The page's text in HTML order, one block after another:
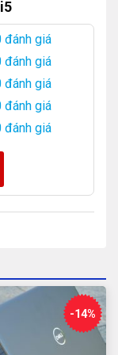
tác vụ tức thì.
việc văn
sửa hình ảnh
LAN,…
đánh giá
đánh giá
đánh giá
đánh giá
đánh giá
-14%